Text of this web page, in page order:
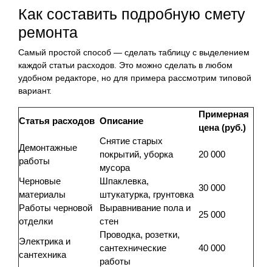
Как составить подробную смету
ремонта
Самый простой способ — сделать таблицу с выделением
каждой статьи расходов. Это можно сделать в любом
удобном редакторе, но для примера рассмотрим типовой
вариант.
Статья расходов Описание
Примерная
цена (руб.)
Демонтажные
работы
Снятие старых
покрытий, уборка
мусора
20 000
Черновые
материалы
Шпаклевка,
штукатурка, грунтовка
30 000
Работы черновой
отделки
Выравнивание пола и
стен
25 000
Электрика и
сантехника
Проводка, розетки,
сантехнические
работы
40 000